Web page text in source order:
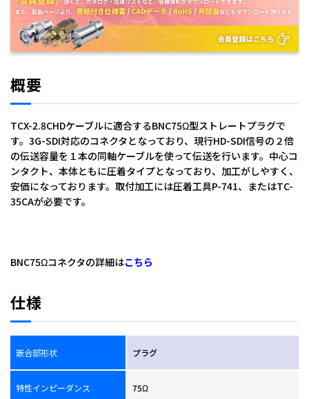
概要
TCX-2.8CHDケーブルに適合するBNC75Ω型ストレートプラグで
す。3G-SDI対応のコネクタとなっており、現行HD-SDI信号の２倍
の伝送容量を１本の同軸ケーブルを使って伝送を行います。中心コ
ンタクト、本体ともに圧着タイプとなっており、加工がしやすく、
安価になっております。取付加工には圧着工具P-741、またはTC-
35CAが必要です。
BNC75Ωコネクタの詳細はこちら
仕様
嵌合部形状 プラグ
特性インピーダンス 75Ω